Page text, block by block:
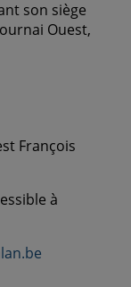
son siège
Ouest,
François
à